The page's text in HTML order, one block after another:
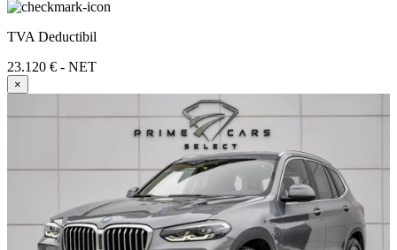
TVA Deductibil
23.120 € - NET
×